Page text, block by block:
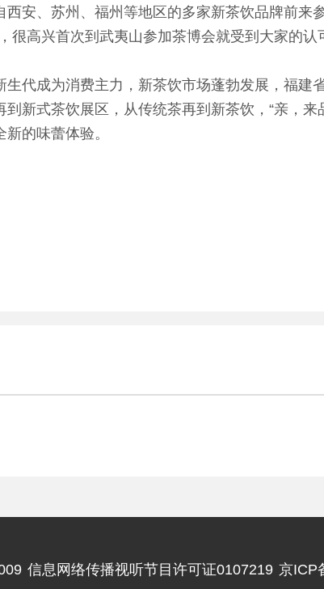
、苏州、福州等地区的多家新茶饮品牌前来参
很高兴首次到武夷山参加茶博会就受到大家的
成为消费主力，新茶饮市场蓬勃发展，福建
新式茶饮展区，从传统茶再到新茶饮，“亲，
的味蕾体验。
信息网络传播视听节目许可证0107219 京ICP
违法和不良信息举报电话